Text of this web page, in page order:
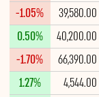
39,580.00
-1.05%
40,200.00
0.50%
66,390.00
-1.70%
4,544.00
1.27%